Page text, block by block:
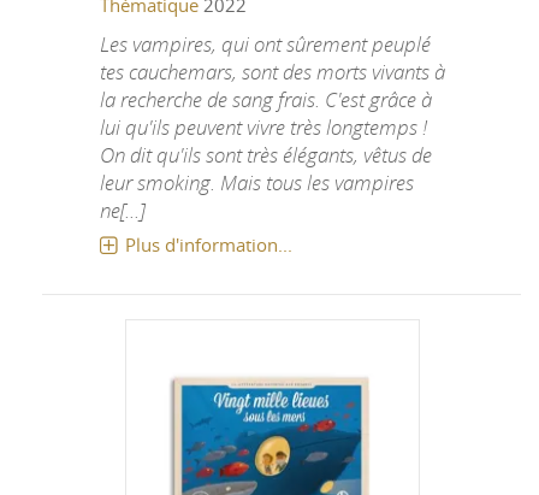
Thématique 2022
Les vampires, qui ont sûrement peuplé
tes cauchemars, sont des morts vivants à
la recherche de sang frais. C'est grâce à
lui qu'ils peuvent vivre très longtemps !
On dit qu'ils sont très élégants, vêtus de
leur smoking. Mais tous les vampires
ne[...]
Plus d'information...